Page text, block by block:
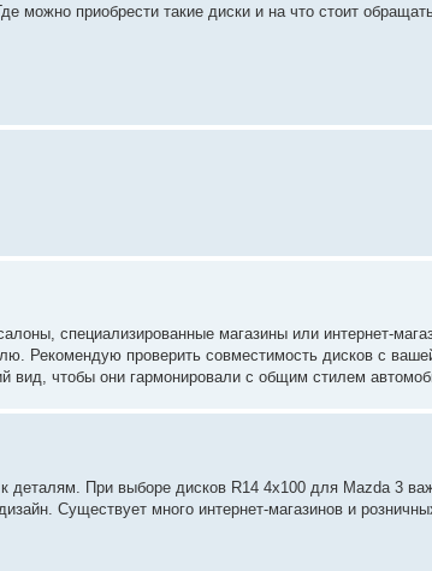
можно приобрести такие диски и на что стоит
специализированные магазины или интернет-
Рекомендую проверить совместимость дисков с
вид, чтобы они гармонировали с общим стилем
При выборе дисков R14 4x100 для Mazda 3
Существует много интернет-магазинов и